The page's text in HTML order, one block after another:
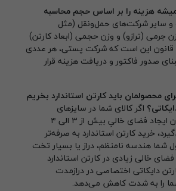
هزینه را بر اساس حجم محاسبه
و سایر شرکت‌های حمل‌ونقل (مثل
جرمی (ترازو) و وزن حجمی (ابعاد کارتن)
قانون این است که شرکت پستی، هر عددی
صدور فاکتور و دریافت هزینه قرار
محصولمان باید کارتن استاندارد بخریم
اگر کالای شما در سایزهای
استاندارد ۱ تا ۹ بدون ایجاد فضای خالیِ بیش از ۳ الی ۴
خرید کارتن استاندارد به صرفه‌تر
شما هندسه نامنظم، دراز یا بسیار تخت
خالی زیادی در کارتن استاندارد
دایکاتی اختصاصی در درازمدت
را به شدت کاهش می‌دهد.